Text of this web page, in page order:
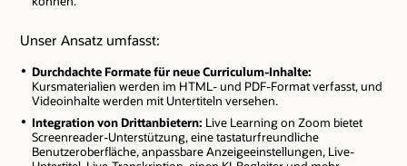
Unser Ansatz umfasst:
Durchdachte Formate für neue Curriculum-Inhalte:
Kursmaterialien werden im HTML- und PDF-Format verfasst, und
Videoinhalte werden mit Untertiteln versehen.
Integration von Drittanbietern: Live Learning on Zoom bietet
Screenreader-Unterstützung, eine tastaturfreundliche
Benutzeroberfläche, anpassbare Anzeigeeinstellungen, Live-